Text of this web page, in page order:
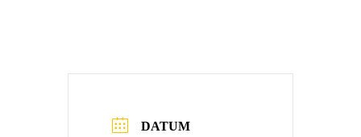
DATUM